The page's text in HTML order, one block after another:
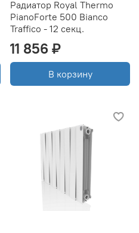
Радиатор Royal Thermo
PianoForte 500 Bianco
Traffico - 12 секц.
11 856 ₽
В корзину